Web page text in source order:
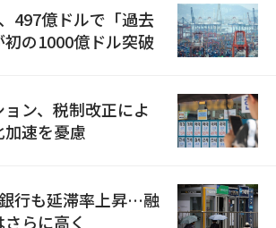
497億ドルで「過去
の1000億ドル突破
ン、税制改正によ
速を憂慮
行も延滞率上昇…融
らに高く